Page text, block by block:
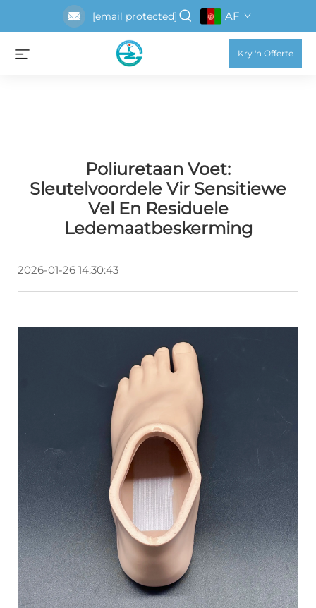
[email protected] AF
Kry 'n Offerte
Poliuretaan Voet:
Sleutelvoordele Vir Sensitiewe
Vel En Residuele
Ledemaatbeskerming
2026-01-26 14:30:43